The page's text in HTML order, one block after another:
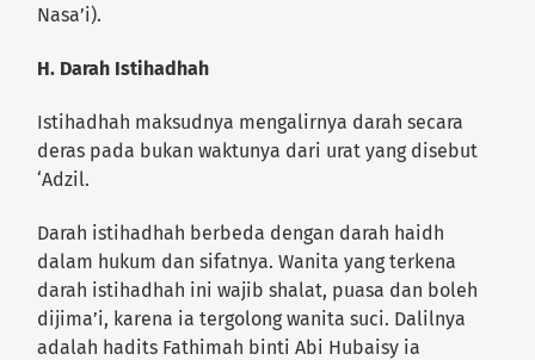
Nasa’i).
H. Darah Istihadhah
Istihadhah maksudnya mengalirnya darah secara
deras pada bukan waktunya dari urat yang disebut
‘Adzil.
Darah istihadhah berbeda dengan darah haidh
dalam hukum dan sifatnya. Wanita yang terkena
darah istihadhah ini wajib shalat, puasa dan boleh
dijima’i, karena ia tergolong wanita suci. Dalilnya
adalah hadits Fathimah binti Abi Hubaisy ia